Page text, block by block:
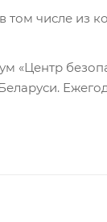
том числе из
«Центр